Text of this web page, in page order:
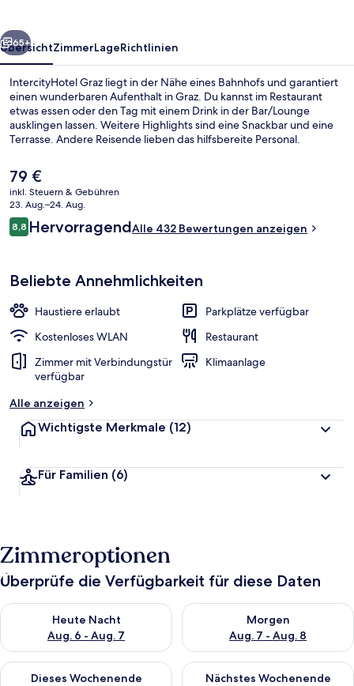
Weiter
65+
ÜbersichtZimmerLageRichtlinien
IntercityHotel Graz liegt in der Nähe eines Bahnhofs und garantiert
einen wunderbaren Aufenthalt in Graz. Du kannst im Restaurant
etwas essen oder den Tag mit einem Drink in der Bar/Lounge
ausklingen lassen. Weitere Highlights sind eine Snackbar und eine
Terrasse. Andere Reisende lieben das hilfsbereite Personal.
Der
aktuelle
Preis
beträgt
79 €.
79 €
inkl. Steuern & Gebühren
23. Aug.–24. Aug.
Bewertungen
8,88,8 von 10.
HervorragendAlle 432 Bewertungen anzeigen
Beliebte Annehmlichkeiten
Haustiere erlaubt
Parkplätze verfügbar
Kostenloses WLAN
Restaurant
Zimmer mit Verbindungstür
verfügbar
Klimaanlage
Alle anzeigen
Wichtigste Merkmale (12)
Für Familien (6)
Zimmeroptionen
Überprüfe die Verfügbarkeit für diese Daten
Heute Nacht
Aug. 6 - Aug. 7
Überprüfe die Verfügbarkeit für heute Nacht, Aug. 6 - Aug. 7.
Morgen
Aug. 7 - Aug. 8
Überprüfe die Verfügbarkeit
Dieses Wochenende
Überprüfe die Verfügbarkeit für dieses Wochenende, Aug. 7
Nächstes Wochenende
Überprüfe die Verfügbarkeit